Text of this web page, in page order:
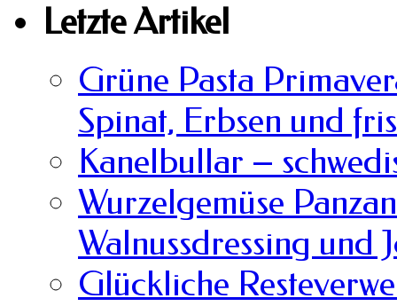
Letzte Artikel
Grüne Pasta
Spinat, Erbsen und
Kanelbullar –
Wurzelgemüse
Walnussdressing und
Glückliche